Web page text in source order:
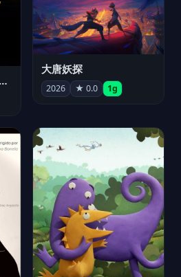
AAA Verano de Escándalo 2026 - Week 3
大唐妖探
2026 ★ 0.0 1g